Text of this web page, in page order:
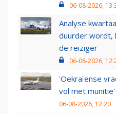
06-08-2026,
Analyse
duurder wordt,
de reiziger
06-08-2026,
'Oekraïense
vol met munitie'
06-08-2026, 12:20